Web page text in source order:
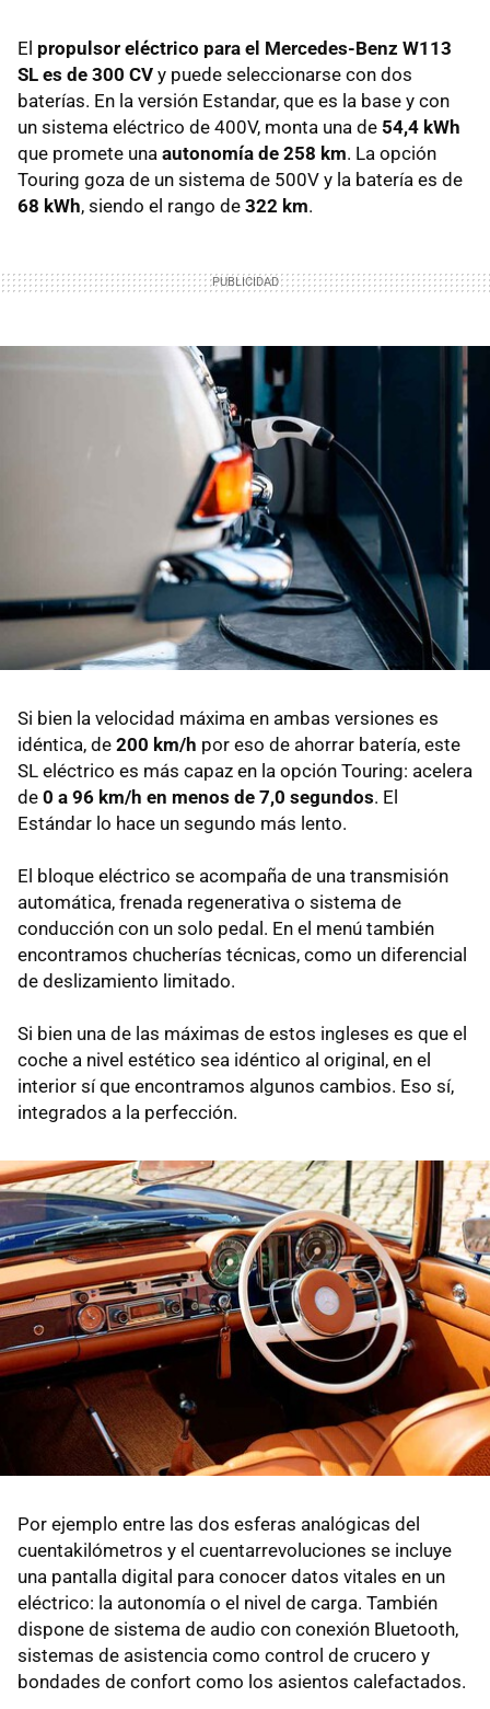
El propulsor eléctrico para el Mercedes-Benz W113
SL es de 300 CV y puede seleccionarse con dos
baterías. En la versión Estandar, que es la base y con
un sistema eléctrico de 400V, monta una de 54,4 kWh
que promete una autonomía de 258 km. La opción
Touring goza de un sistema de 500V y la batería es de
68 kWh, siendo el rango de 322 km.
Si bien la velocidad máxima en ambas versiones es
idéntica, de 200 km/h por eso de ahorrar batería, este
SL eléctrico es más capaz en la opción Touring: acelera
de 0 a 96 km/h en menos de 7,0 segundos. El
Estándar lo hace un segundo más lento.
El bloque eléctrico se acompaña de una transmisión
automática, frenada regenerativa o sistema de
conducción con un solo pedal. En el menú también
encontramos chucherías técnicas, como un diferencial
de deslizamiento limitado.
Si bien una de las máximas de estos ingleses es que el
coche a nivel estético sea idéntico al original, en el
interior sí que encontramos algunos cambios. Eso sí,
integrados a la perfección.
Por ejemplo entre las dos esferas analógicas del
cuentakilómetros y el cuentarrevoluciones se incluye
una pantalla digital para conocer datos vitales en un
eléctrico: la autonomía o el nivel de carga. También
dispone de sistema de audio con conexión Bluetooth,
sistemas de asistencia como control de crucero y
bondades de confort como los asientos calefactados.